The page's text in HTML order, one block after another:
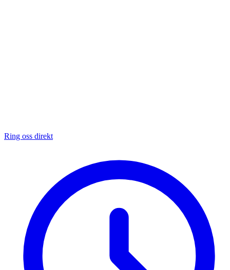
Ring oss direkt